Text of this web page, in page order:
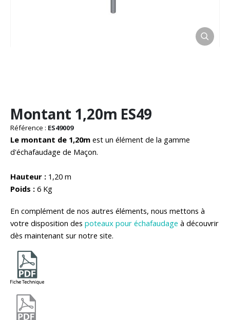
au
début
de
la
Galerie
Montant 1,20m ES49
Référence : ES49009
Le montant de 1,20m est un élément de la gamme
d'échafaudage de Maçon.
Hauteur : 1,20 m
Poids : 6 Kg
En complément de nos autres éléments, nous mettons à
votre disposition des poteaux pour échafaudage à découvrir
dès maintenant sur notre site.